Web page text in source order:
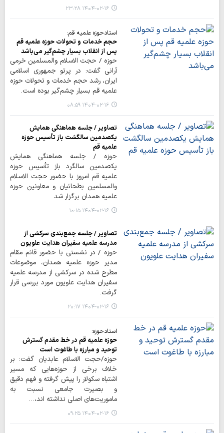
۱۴۰۴-۰۲-۱۶ ۲۳:۲۸
استادحوزه علمیه قم:
حجم خدمات و تحولات حوزه‌ علمیه قم
پس از انقلاب بسیار چشم‌گیر می‌باشد
حوزه / حجت الاسلام والمسلمین خرمی
آرانی گفت: در پرتو جمهوری اسلامی
ایران، رشد حجم خدمات و تحولات حوزه‌
علمیه قم بسیار چشم‌گیر بوده است.
۱۴۰۴-۰۲-۱۶ ۰۸:۵۹
تصاویر / جلسه هماهنگی همایش
یکصدمین سالگشت باز تأسیس حوزه
علمیه قم
حوزه / جلسه هماهنگی همایش
یکصدمین سالگرد باز تأسیس حوزه
علمیه قم امروز با حضور حجت الاسلام
والمسلمین بطحائیان و معاونین حوزه
علمیه همدان برگزار شد.
۱۴۰۴-۰۲-۱۶ ۱۰:۱۵
تصاویر / جلسه جمع‌بندی سرکشی از
مدرسه علمیه سفیران هدایت علویون
حوزه / در نشستی با حضور قائم مقام
مدیر حوزه علمیه همدان، موضوعات
مطرح شده در سرکشی از مدرسه علمیه
سفیران هدایت علویون مورد بررسی قرار
گرفت.
۱۴۰۴-۰۲-۱۶ ۲۰:۱۷
استادحوزه:
حوزه علمیه قم در خط مقدم گسترش
توحید و مبارزه با طاغوت است
حوزه/حجت الاسلام عابدیان گفت: بر
خلاف برخی از حوزه‌هایی که مسیر
اشتباه سکولار را پیش گرفته و فهم دقیق
و بصیرت جامعی نسبت به
ماموریت‌های اصلی نداشته اند،…
۱۴۰۴-۰۲-۱۶ ۰۹:۲۵